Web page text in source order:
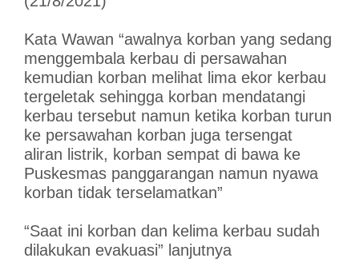
Kata Wawan “awalnya korban yang sedang
menggembala kerbau di persawahan
kemudian korban melihat lima ekor kerbau
tergeletak sehingga korban mendatangi
kerbau tersebut namun ketika korban turun
ke persawahan korban juga tersengat
aliran listrik, korban sempat di bawa ke
Puskesmas panggarangan namun nyawa
korban tidak terselamatkan”
“Saat ini korban dan kelima kerbau sudah
dilakukan evakuasi” lanjutnya